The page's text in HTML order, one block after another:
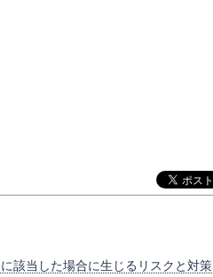
該当した場合に生じるリスクと対策